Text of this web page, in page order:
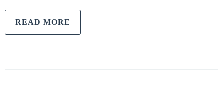
READ MORE